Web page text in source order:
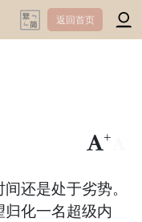
返回首页
+
还是处于劣势。
化一名超级内